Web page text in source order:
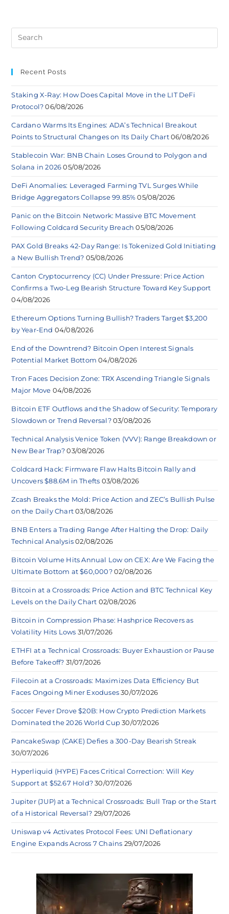
Recent Posts
Staking X-Ray: How Does Capital Move in the LIT DeFi
Protocol? 06/08/2026
Cardano Warms Its Engines: ADA’s Technical Breakout
Points to Structural Changes on Its Daily Chart 06/08/2026
Stablecoin War: BNB Chain Loses Ground to Polygon and
Solana in 2026 05/08/2026
DeFi Anomalies: Leveraged Farming TVL Surges While
Bridge Aggregators Collapse 99.85% 05/08/2026
Panic on the Bitcoin Network: Massive BTC Movement
Following Coldcard Security Breach 05/08/2026
PAX Gold Breaks 42-Day Range: Is Tokenized Gold Initiating
a New Bullish Trend? 05/08/2026
Canton Cryptocurrency (CC) Under Pressure: Price Action
Confirms a Two-Leg Bearish Structure Toward Key Support
04/08/2026
Ethereum Options Turning Bullish? Traders Target $3,200
by Year-End 04/08/2026
End of the Downtrend? Bitcoin Open Interest Signals
Potential Market Bottom 04/08/2026
Tron Faces Decision Zone: TRX Ascending Triangle Signals
Major Move 04/08/2026
Bitcoin ETF Outflows and the Shadow of Security: Temporary
Slowdown or Trend Reversal? 03/08/2026
Technical Analysis Venice Token (VVV): Range Breakdown or
New Bear Trap? 03/08/2026
Coldcard Hack: Firmware Flaw Halts Bitcoin Rally and
Uncovers $88.6M in Thefts 03/08/2026
Zcash Breaks the Mold: Price Action and ZEC’s Bullish Pulse
on the Daily Chart 03/08/2026
BNB Enters a Trading Range After Halting the Drop: Daily
Technical Analysis 02/08/2026
Bitcoin Volume Hits Annual Low on CEX: Are We Facing the
Ultimate Bottom at $60,000? 02/08/2026
Bitcoin at a Crossroads: Price Action and BTC Technical Key
Levels on the Daily Chart 02/08/2026
Bitcoin in Compression Phase: Hashprice Recovers as
Volatility Hits Lows 31/07/2026
ETHFI at a Technical Crossroads: Buyer Exhaustion or Pause
Before Takeoff? 31/07/2026
Filecoin at a Crossroads: Maximizes Data Efficiency But
Faces Ongoing Miner Exoduses 30/07/2026
Soccer Fever Drove $20B: How Crypto Prediction Markets
Dominated the 2026 World Cup 30/07/2026
PancakeSwap (CAKE) Defies a 300-Day Bearish Streak
30/07/2026
Hyperliquid (HYPE) Faces Critical Correction: Will Key
Support at $52.67 Hold? 30/07/2026
Jupiter (JUP) at a Technical Crossroads: Bull Trap or the Start
of a Historical Reversal? 29/07/2026
Uniswap v4 Activates Protocol Fees: UNI Deflationary
Engine Expands Across 7 Chains 29/07/2026